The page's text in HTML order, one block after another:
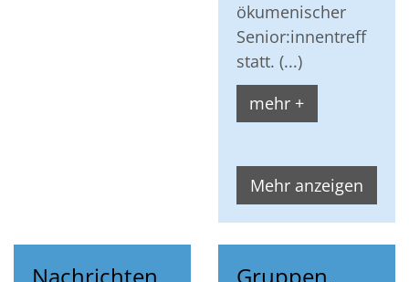
ökumenischer
Senior:innentreff
statt. (...)
mehr +
Mehr anzeigen
Nachrichten
Gruppen,